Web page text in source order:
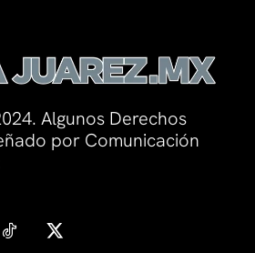
Algunos Derechos
por Comunicación